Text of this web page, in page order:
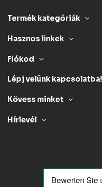
Termék kategóriák
Hasznos linkek
Fiókod
Lépj velünk kapcsolatba!
Kövess minket
Hírlevél